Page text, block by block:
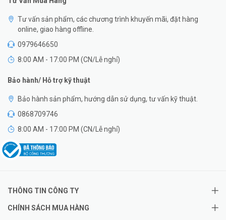
Tư vấn sản phẩm, các chương trình khuyến mãi, đặt hàng
online, giao hàng offline.
0979646650
8:00 AM - 17:00 PM (CN/Lễ nghỉ)
Bảo hành/ Hỗ trợ kỹ thuật
Bảo hành sản phẩm, hướng dẫn sử dụng, tư vấn kỹ thuật.
0868709746
8:00 AM - 17:00 PM (CN/Lễ nghỉ)
THÔNG TIN CÔNG TY
CHÍNH SÁCH MUA HÀNG